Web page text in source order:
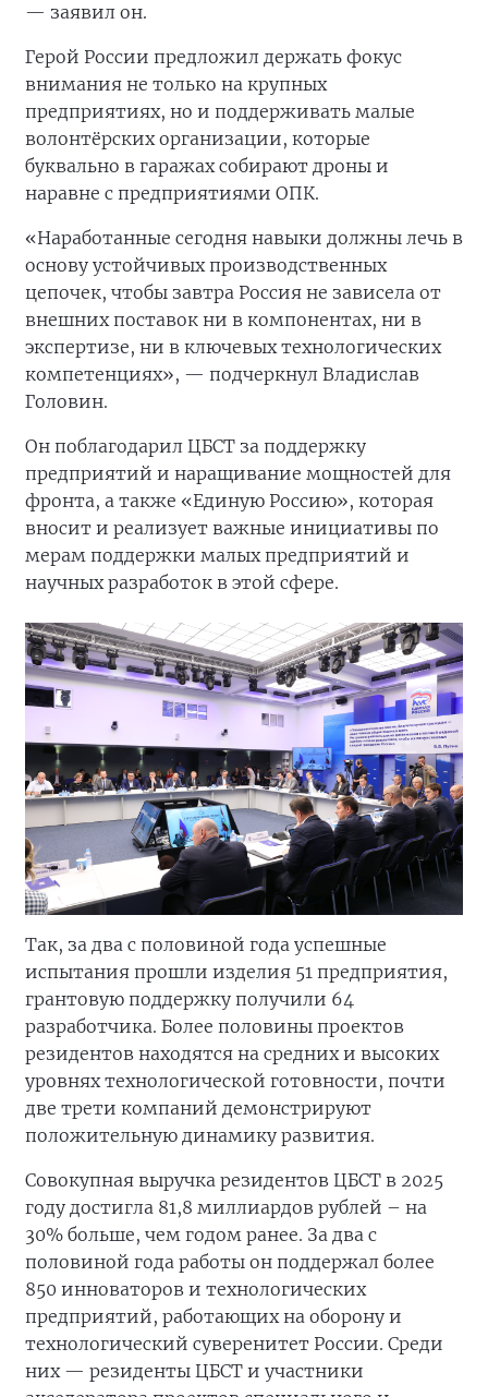
— заявил он.
Герой России предложил держать фокус
внимания не только на крупных
предприятиях, но и поддерживать малые
волонтёрских организации, которые
буквально в гаражах собирают дроны и
наравне с предприятиями ОПК.
«Наработанные сегодня навыки должны лечь в
основу устойчивых производственных
цепочек, чтобы завтра Россия не зависела от
внешних поставок ни в компонентах, ни в
экспертизе, ни в ключевых технологических
компетенциях», — подчеркнул Владислав
Головин.
Он поблагодарил ЦБСТ за поддержку
предприятий и наращивание мощностей для
фронта, а также «Единую Россию», которая
вносит и реализует важные инициативы по
мерам поддержки малых предприятий и
научных разработок в этой сфере.
Так, за два с половиной года успешные
испытания прошли изделия 51 предприятия,
грантовую поддержку получили 64
разработчика. Более половины проектов
резидентов находятся на средних и высоких
уровнях технологической готовности, почти
две трети компаний демонстрируют
положительную динамику развития.
Совокупная выручка резидентов ЦБСТ в 2025
году достигла 81,8 миллиардов рублей – на
30% больше, чем годом ранее. За два с
половиной года работы он поддержал более
850 инноваторов и технологических
предприятий, работающих на оборону и
технологический суверенитет России. Среди
них — резиденты ЦБСТ и участники